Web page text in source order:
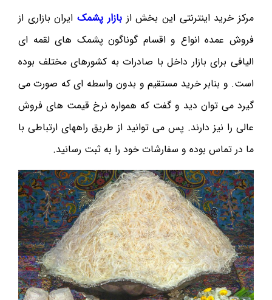
مرکز خرید اینترنتی این بخش ازبازار پشمکایران بازاری از
فروش عمده انواع و اقسام گوناگون پشمک های لقمه ای
الیافی برای بازار داخل با صادرات به کشورهای مختلف بوده
است. و بنابر خرید مستقیم و بدون واسطه ای که صورت می
گیرد می توان دید و گفت که همواره نرخ قیمت های فروش
عالی را نیز دارند. پس می توانید از طریق راههای ارتباطی با
ما در تماس بوده و سفارشات خود را به ثبت رسانید.